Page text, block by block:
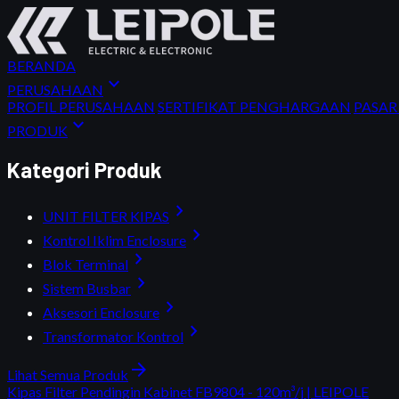
BERANDA
PERUSAHAAN expand_more
PROFIL PERUSAHAAN SERTIFIKAT PENGHARGAAN
PRODUK expand_more
Kategori Produk
UNIT FILTER KIPAS chevron_right
Kontrol Iklim Enclosure chevron_right
Blok Terminal chevron_right
Sistem Busbar chevron_right
Aksesori Enclosure chevron_right
Transformator Kontrol chevron_right
Lihat Semua Produk arrow_forward
Kipas Filter Pendingin Kabinet FB9804 - 120m³/j | LEIPOLE